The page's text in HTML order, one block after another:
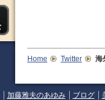
Home Twitter 海
加藤雅夫のあゆみ ブログ